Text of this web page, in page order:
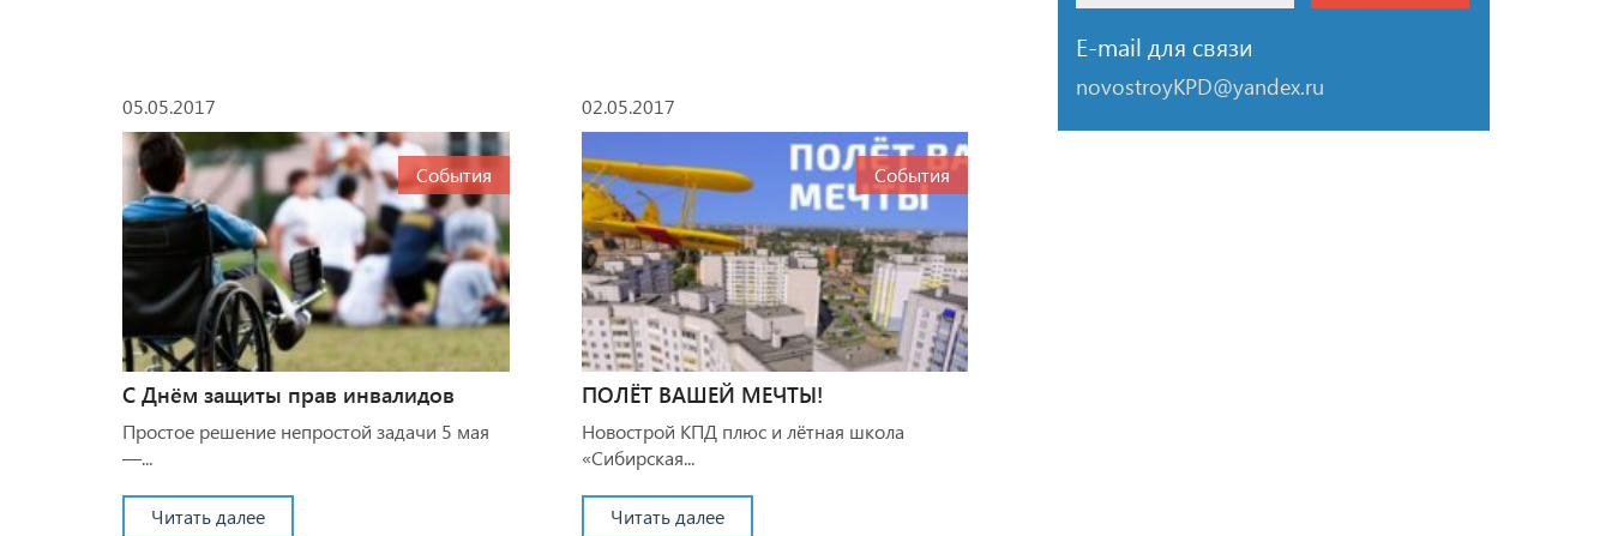
05.05.2017
События
С Днём защиты прав инвалидов
Простое решение непростой задачи 5 мая
—...
Читать далее
02.05.2017
События
ПОЛЁТ ВАШЕЙ МЕЧТЫ!
Новострой КПД плюс и лётная школа
«Сибирская...
Читать далее
E-mail для связи
novostroyKPD@yandex.ru